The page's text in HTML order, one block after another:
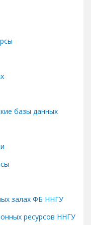
базы данных
залах ФБ ННГУ
ресурсов ННГУ